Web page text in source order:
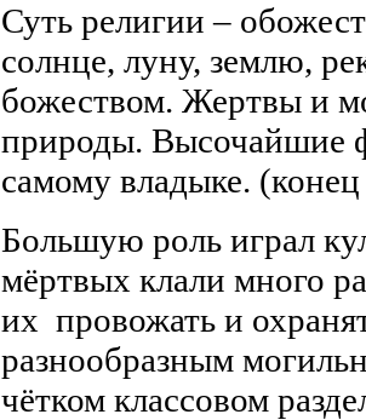
Суть религии –
солнце, луну, землю,
божеством. Жертвы и
природы. Высочайшие
самому владыке.
Большую роль играл
мёртвых клали много
их провожать и
разнообразным
чётком классовом